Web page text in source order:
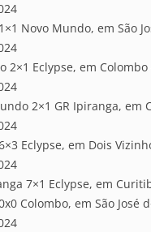
Novo Mundo, em São
2×1 Eclypse, em Colombo
2×1 GR Ipiranga, em
Eclypse, em Dois
7×1 Eclypse, em
Colombo, em São José